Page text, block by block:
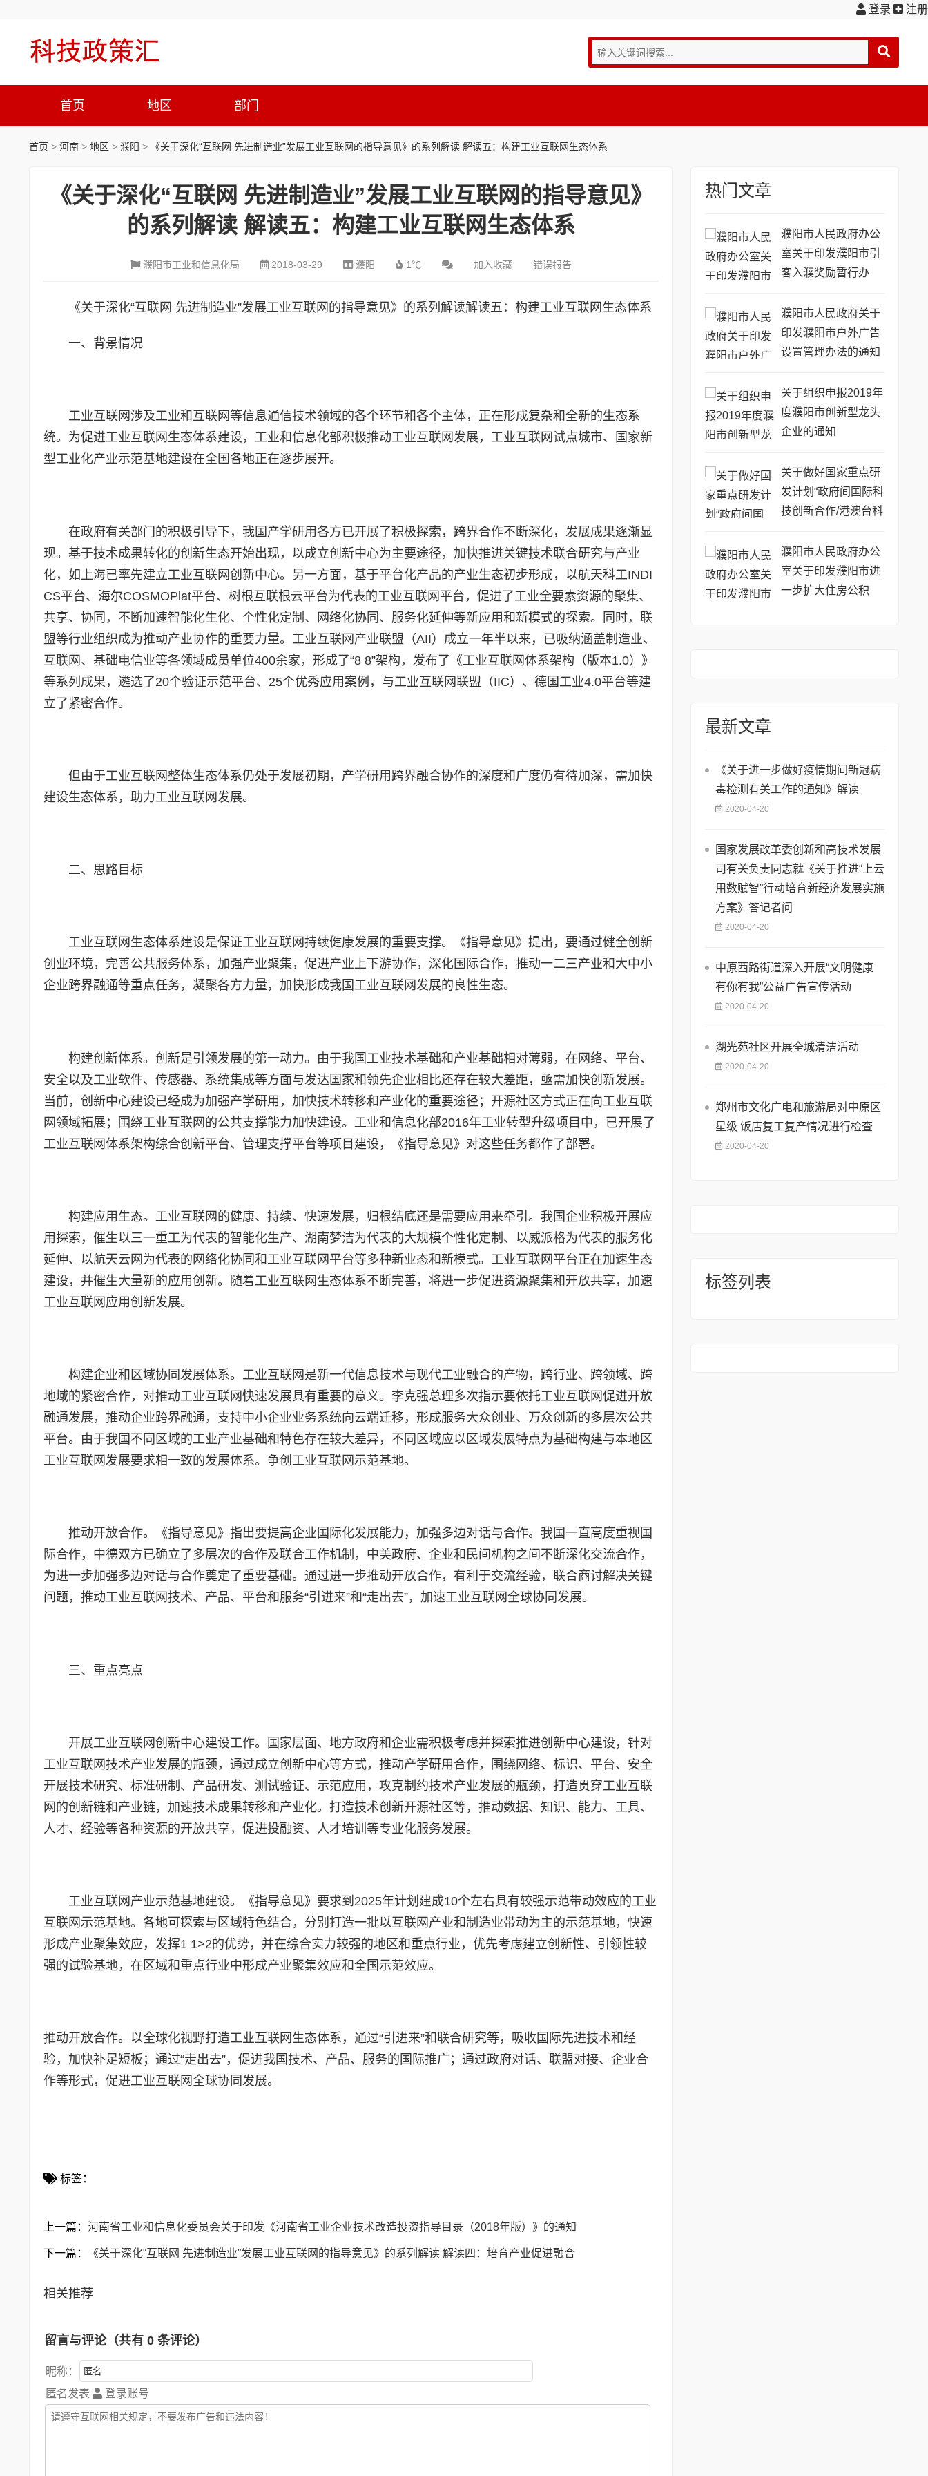
登录 注册
首页 地区 部门
首页 > 河南 > 地区 > 濮阳 > 《关于深化“互联网 先进制造业”发展工业互联网的指导意见》的系列解读 解读五：构建工业互联网生态体系
《关于深化“互联网 先进制造业”发展工业互联网的指导意见》
的系列解读 解读五：构建工业互联网生态体系
濮阳市工业和信息化局 2018-03-29 濮阳 1℃ 加入收藏 错误报告
《关于深化“互联网 先进制造业”发展工业互联网的指导意见》的系列解读解读五：构建工业互联网生态体系
一、背景情况
工业互联网涉及工业和互联网等信息通信技术领域的各个环节和各个主体，正在形成复杂和全新的生态系
统。为促进工业互联网生态体系建设，工业和信息化部积极推动工业互联网发展，工业互联网试点城市、国家新
型工业化产业示范基地建设在全国各地正在逐步展开。
在政府有关部门的积极引导下，我国产学研用各方已开展了积极探索，跨界合作不断深化，发展成果逐渐显
现。基于技术成果转化的创新生态开始出现，以成立创新中心为主要途径，加快推进关键技术联合研究与产业
化，如上海已率先建立工业互联网创新中心。另一方面，基于平台化产品的产业生态初步形成，以航天科工INDI
CS平台、海尔COSMOPlat平台、树根互联根云平台为代表的工业互联网平台，促进了工业全要素资源的聚集、
共享、协同，不断加速智能化生化、个性化定制、网络化协同、服务化延伸等新应用和新模式的探索。同时，联
盟等行业组织成为推动产业协作的重要力量。工业互联网产业联盟（AII）成立一年半以来，已吸纳涵盖制造业、
互联网、基础电信业等各领域成员单位400余家，形成了“8 8”架构，发布了《工业互联网体系架构（版本1.0）》
等系列成果，遴选了20个验证示范平台、25个优秀应用案例，与工业互联网联盟（IIC）、德国工业4.0平台等建
立了紧密合作。
但由于工业互联网整体生态体系仍处于发展初期，产学研用跨界融合协作的深度和广度仍有待加深，需加快
建设生态体系，助力工业互联网发展。
二、思路目标
工业互联网生态体系建设是保证工业互联网持续健康发展的重要支撑。《指导意见》提出，要通过健全创新
创业环境，完善公共服务体系，加强产业聚集，促进产业上下游协作，深化国际合作，推动一二三产业和大中小
企业跨界融通等重点任务，凝聚各方力量，加快形成我国工业互联网发展的良性生态。
构建创新体系。创新是引领发展的第一动力。由于我国工业技术基础和产业基础相对薄弱，在网络、平台、
安全以及工业软件、传感器、系统集成等方面与发达国家和领先企业相比还存在较大差距，亟需加快创新发展。
当前，创新中心建设已经成为加强产学研用，加快技术转移和产业化的重要途径；开源社区方式正在向工业互联
网领域拓展；围绕工业互联网的公共支撑能力加快建设。工业和信息化部2016年工业转型升级项目中，已开展了
工业互联网体系架构综合创新平台、管理支撑平台等项目建设，《指导意见》对这些任务都作了部署。
构建应用生态。工业互联网的健康、持续、快速发展，归根结底还是需要应用来牵引。我国企业积极开展应
用探索，催生以三一重工为代表的智能化生产、湖南梦洁为代表的大规模个性化定制、以威派格为代表的服务化
延伸、以航天云网为代表的网络化协同和工业互联网平台等多种新业态和新模式。工业互联网平台正在加速生态
建设，并催生大量新的应用创新。随着工业互联网生态体系不断完善，将进一步促进资源聚集和开放共享，加速
工业互联网应用创新发展。
构建企业和区域协同发展体系。工业互联网是新一代信息技术与现代工业融合的产物，跨行业、跨领域、跨
地域的紧密合作，对推动工业互联网快速发展具有重要的意义。李克强总理多次指示要依托工业互联网促进开放
融通发展，推动企业跨界融通，支持中小企业业务系统向云端迁移，形成服务大众创业、万众创新的多层次公共
平台。由于我国不同区域的工业产业基础和特色存在较大差异，不同区域应以区域发展特点为基础构建与本地区
工业互联网发展要求相一致的发展体系。争创工业互联网示范基地。
推动开放合作。《指导意见》指出要提高企业国际化发展能力，加强多边对话与合作。我国一直高度重视国
际合作，中德双方已确立了多层次的合作及联合工作机制，中美政府、企业和民间机构之间不断深化交流合作，
为进一步加强多边对话与合作奠定了重要基础。通过进一步推动开放合作，有利于交流经验，联合商讨解决关键
问题，推动工业互联网技术、产品、平台和服务“引进来”和“走出去”，加速工业互联网全球协同发展。
三、重点亮点
开展工业互联网创新中心建设工作。国家层面、地方政府和企业需积极考虑并探索推进创新中心建设，针对
工业互联网技术产业发展的瓶颈，通过成立创新中心等方式，推动产学研用合作，围绕网络、标识、平台、安全
开展技术研究、标准研制、产品研发、测试验证、示范应用，攻克制约技术产业发展的瓶颈，打造贯穿工业互联
网的创新链和产业链，加速技术成果转移和产业化。打造技术创新开源社区等，推动数据、知识、能力、工具、
人才、经验等各种资源的开放共享，促进投融资、人才培训等专业化服务发展。
工业互联网产业示范基地建设。《指导意见》要求到2025年计划建成10个左右具有较强示范带动效应的工业
互联网示范基地。各地可探索与区域特色结合，分别打造一批以互联网产业和制造业带动为主的示范基地，快速
形成产业聚集效应，发挥1 1>2的优势，并在综合实力较强的地区和重点行业，优先考虑建立创新性、引领性较
强的试验基地，在区域和重点行业中形成产业聚集效应和全国示范效应。
推动开放合作。以全球化视野打造工业互联网生态体系，通过“引进来”和联合研究等，吸收国际先进技术和经
验，加快补足短板；通过“走出去”，促进我国技术、产品、服务的国际推广；通过政府对话、联盟对接、企业合
作等形式，促进工业互联网全球协同发展。
标签：
上一篇： 河南省工业和信息化委员会关于印发《河南省工业企业技术改造投资指导目录（2018年版）》的通知
下一篇： 《关于深化“互联网 先进制造业”发展工业互联网的指导意见》的系列解读 解读四：培育产业促进融合
相关推荐
留言与评论（共有 0 条评论）
昵称：
匿名发表
登录账号
热门文章
濮阳市人民政府办公
室关于印发濮阳市引
客入濮奖励暂行办
76号)
濮阳市人民政府关于
印发濮阳市户外广告
设置管理办法的通知
关于组织申报2019年
度濮阳市创新型龙头
企业的通知
关于做好国家重点研
发计划“政府间国际科
技创新合作/港澳台科
2019年度第二批项目
申报工作的通知
濮阳市人民政府办公
室关于印发濮阳市进
一步扩大住房公积
最新文章
《关于进一步做好疫情期间新冠病
毒检测有关工作的通知》解读
2020-04-20
国家发展改革委创新和高技术发展
司有关负责同志就《关于推进“上云
用数赋智”行动培育新经济发展实施
方案》答记者问
2020-04-20
中原西路街道深入开展“文明健康
有你有我”公益广告宣传活动
2020-04-20
湖光苑社区开展全城清洁活动
2020-04-20
郑州市文化广电和旅游局对中原区
星级 饭店复工复产情况进行检查
2020-04-20
标签列表